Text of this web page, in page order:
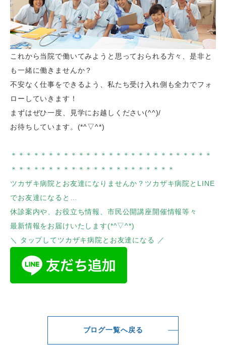
これから当院で働いてみようと思っておられる方々、是非と
も一緒に働きませんか？
不安なく仕事をできるよう、私たち受け入れ側も全力でフォ
ローしていきます！
まずはぜひ一度、見学にお越しください(^^)/
お待ちしています。(*^▽^*)
＊＊＊＊＊＊＊＊＊＊＊＊＊＊＊＊＊＊＊＊＊＊＊＊＊＊＊
＊＊＊＊＊＊＊＊＊＊＊＊＊＊＊＊＊＊＊＊＊＊
ツカザキ病院とお友達になりませんか？ツカザキ病院とLINE
でお友達になると…
休診案内や、お役立ち情報、市民公開講座開催情報等々
最新情報をお届けいたします(*^▽^*)
＼ タップしてツカザキ病院とお友達になる ／
ブログ一覧へ戻る